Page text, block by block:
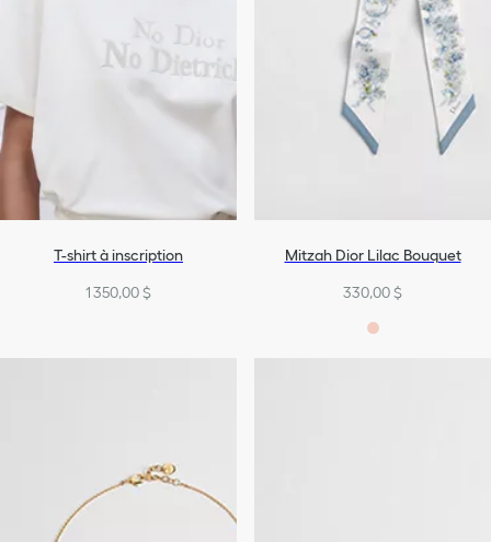
T-shirt à inscription
1 350,00 $
Mitzah Dior Lilac Bouquet
330,00 $